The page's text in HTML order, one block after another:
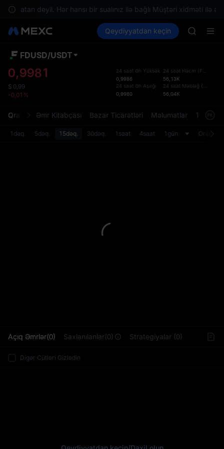
deyil. Hər hansı bir sualınız ilə bağlı Müştəri xidməti ilə
Bazarlar Spot Futures SPCX
Qeydiyyatdan keçin
SPCX
AAOI
AAOI
SPCX
FDUSD/USDT
0,9981
$ 0,99
-0,01%
24 saat Ən Yüksək
0,9986
24 saat Ən Aşağı
0,9980
24 saat Həcm (FDUSD
56,13K
24 saat Məbləğ (
56,04K
Qrafik Əmr Kitabçası Bazar Ticarətləri Məlumatlar
1dəq. 5dəq. 15dəq. 30dəq. 1saat 4saat 1gün Orijinal
Açıq Əmrlər(0) Saxlanılanlar(0) Strategiyalar (0)
Digər Cütləri Gizlədin